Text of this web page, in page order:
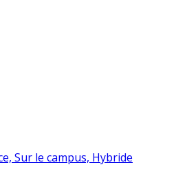
Sur le campus, Hybride